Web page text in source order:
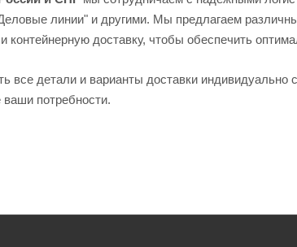
линии" и другими. Мы предлагаем
контейнерную доставку, чтобы обеспечить
все детали и варианты доставки
ваши потребности.